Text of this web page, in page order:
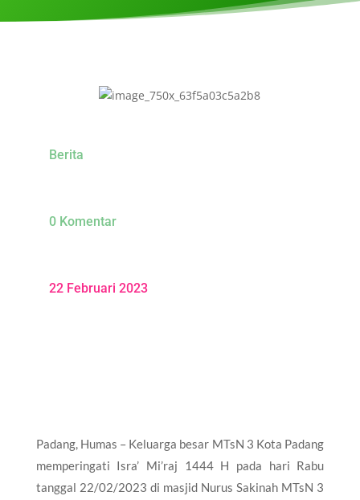
Berita
0 Komentar
22 Februari 2023
Padang, Humas – Keluarga besar MTsN 3 Kota Padang
memperingati Isra’ Mi’raj 1444 H pada hari Rabu
tanggal 22/02/2023 di masjid Nurus Sakinah MTsN 3